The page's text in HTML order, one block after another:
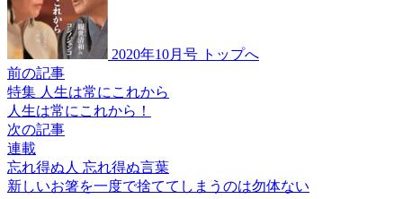
2020年10月号 トップへ
前の記事
特集 人生は常にこれから
人生は常にこれから！
次の記事
連載
忘れ得ぬ人 忘れ得ぬ言葉
新しいお箸を一度で捨ててしまうのは勿体ない